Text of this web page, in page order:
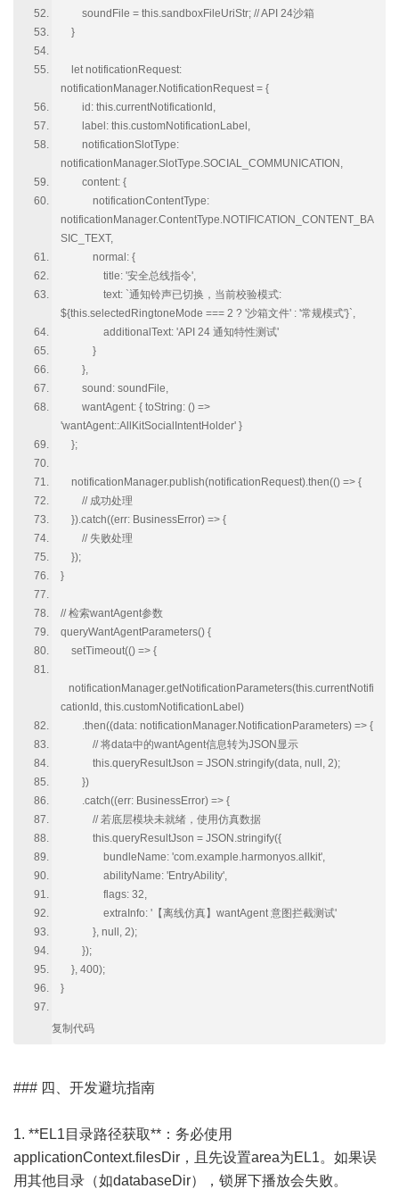
soundFile = this.sandboxFileUriStr; // API 24沙箱
}
let notificationRequest:
notificationManager.NotificationRequest = {
id: this.currentNotificationId,
label: this.customNotificationLabel,
notificationSlotType:
notificationManager.SlotType.SOCIAL_COMMUNICATION,
content: {
notificationContentType:
notificationManager.ContentType.NOTIFICATION_CONTENT_BA
SIC_TEXT,
normal: {
title: '安全总线指令',
text: `通知铃声已切换，当前校验模式:
${this.selectedRingtoneMode === 2 ? '沙箱文件' : '常规模式'}`,
additionalText: 'API 24 通知特性测试'
}
},
sound: soundFile,
wantAgent: { toString: () =>
'wantAgent::AllKitSocialIntentHolder' }
};
notificationManager.publish(notificationRequest).then(() => {
// 成功处理
}).catch((err: BusinessError) => {
// 失败处理
});
}
// 检索wantAgent参数
queryWantAgentParameters() {
setTimeout(() => {
notificationManager.getNotificationParameters(this.currentNotifi
cationId, this.customNotificationLabel)
.then((data: notificationManager.NotificationParameters) => {
// 将data中的wantAgent信息转为JSON显示
this.queryResultJson = JSON.stringify(data, null, 2);
})
.catch((err: BusinessError) => {
// 若底层模块未就绪，使用仿真数据
this.queryResultJson = JSON.stringify({
bundleName: 'com.example.harmonyos.allkit',
abilityName: 'EntryAbility',
flags: 32,
extraInfo: '【离线仿真】wantAgent 意图拦截测试'
}, null, 2);
});
}, 400);
}
复制代码
### 四、开发避坑指南
1. **EL1目录路径获取**：务必使用
applicationContext.filesDir，且先设置area为EL1。如果误
用其他目录（如databaseDir），锁屏下播放会失败。